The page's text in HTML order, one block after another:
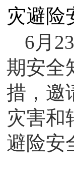
灾避险
6月
期安全
措，邀
灾害和
避险安